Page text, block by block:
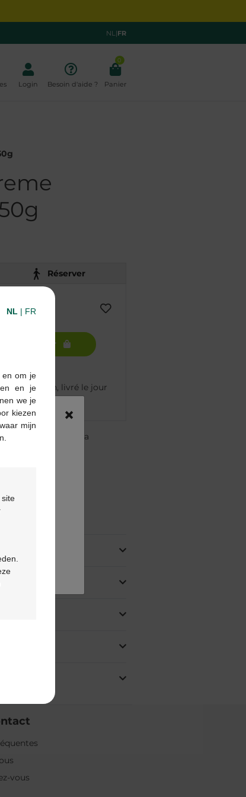
NL|FR
Login Besoin d'aide ?
0
Panier
Réserver
avant 12h, livré le jour
Multipharma
vous
×
NL | FR
en om je
en je
we je
kiezen
mijn
site